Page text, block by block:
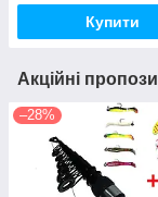
Купити
Акційні
–28%